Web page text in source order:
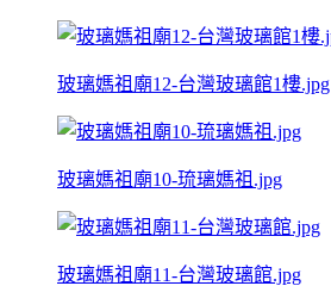
玻璃媽祖廟12-台灣玻璃館1樓.jpg
玻璃媽祖廟10-琉璃媽祖.jpg
玻璃媽祖廟11-台灣玻璃館.jpg